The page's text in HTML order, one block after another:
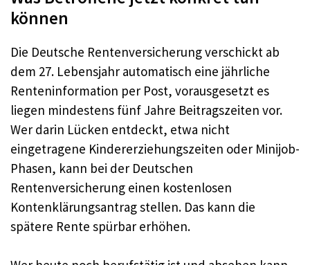
können
Die Deutsche Rentenversicherung verschickt ab
dem 27. Lebensjahr automatisch eine jährliche
Renteninformation per Post, vorausgesetzt es
liegen mindestens fünf Jahre Beitragszeiten vor.
Wer darin Lücken entdeckt, etwa nicht
eingetragene Kindererziehungszeiten oder Minijob-
Phasen, kann bei der Deutschen
Rentenversicherung einen kostenlosen
Kontenklärungsantrag stellen. Das kann die
spätere Rente spürbar erhöhen.